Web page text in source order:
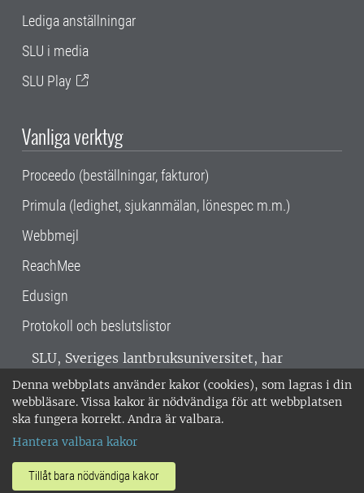
Denna webbplats använder kakor (cookies), som lagras i din
webbläsare. Vissa kakor är nödvändiga för att webbplatsen
ska fungera korrekt. Andra är valbara.
Hantera valbara kakor
Tillåt bara nödvändiga kakor
Lediga anställningar
SLU i media
SLU Play
Vanliga verktyg
Proceedo (beställningar, fakturor)
Primula (ledighet, sjukanmälan, lönespec m.m.)
Webbmejl
ReachMee
Edusign
Protokoll och beslutslistor
SLU, Sveriges lantbruksuniversitet, har
verksamhet över hela Sverige. Huvudorter är
Alnarp, Uppsala och Umeå.SLU är
miljöcertifierat enligt ISO 14001. •
018-67 10 00 • Org nr: 202100-2817 •
Om SLU:s webbplatser